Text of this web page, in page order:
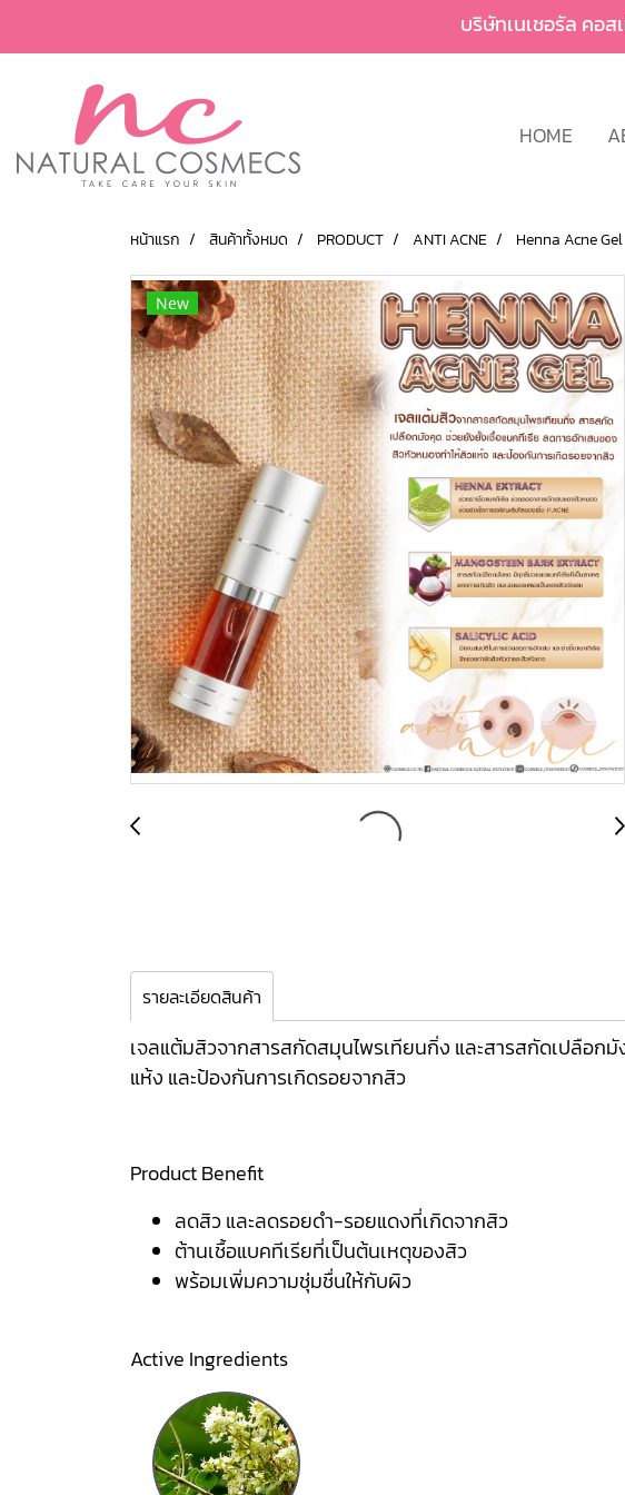
บริษัทเนเชอรัล คอ
HOME
หน้าแรก สินค้าทั้งหมด PRODUCT ANTI ACNE Henna Acne Gel
New
รายละเอียดสินค้า
เจลแต้มสิวจากสารสกัดสมุนไพรเทียนกิ่ง และสารสกัดเปลือ
แห้ง และป้องกันการเกิดรอยจากสิว
Product Benefit
ลดสิว และลดรอยดำ-รอยแดงที่เกิดจากสิว
ต้านเชื้อแบคทีเรียที่เป็นต้นเหตุของสิว
พร้อมเพิ่มความชุ่มชื่นให้กับผิว
Active Ingredients